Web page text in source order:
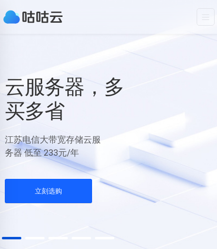
云服务器，多
买多省
江苏电信大带宽存储云服
务器 低至 233元/年
立刻选购